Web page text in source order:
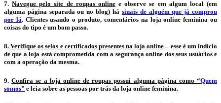
7.Navegue pelo site de roupas onlinee observe se em algum local (em
alguma página separada ou no blog) há sinais de alguém que já comprou
por lá. Clientes usando o produto, comentários na loja online feminina ou
coisas do tipo é um bom passo.
8.Verifique os selos e certificados presentes na loja online – esse é um indício
de que a loja está comprometida com a segurança online dos seus usuários e
com a operação da mesma.
9.Confira se a loja online de roupas possui alguma página como “Quem
somos” e leia sobre as pessoas por trás da loja online feminina.